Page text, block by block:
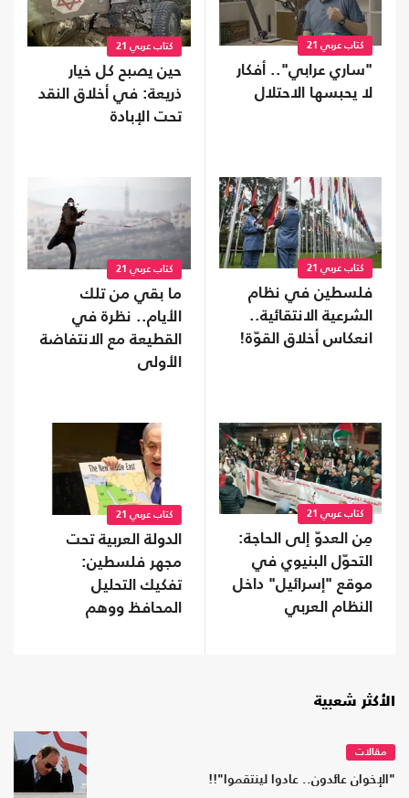
كتاب عربي 21
"ساري عرابي".. أفكار
لا يحبسها الاحتلال
كتاب عربي 21
حين يصبح كل خيار
ذريعة: في أخلاق النقد
تحت الإبادة
كتاب عربي 21
فلسطين في نظام
الشرعية الانتقائية..
انعكاس أخلاق القوّة!
كتاب عربي 21
ما بقي من تلك
الأيام.. نظرة في
القطيعة مع الانتفاضة
الأولى
كتاب عربي 21
مِن العدوّ إلى الحاجة:
التحوّل البنيوي في
موقع "إسرائيل" داخل
النظام العربي
كتاب عربي 21
الدولة العربية تحت
مجهر فلسطين:
تفكيك التحليل
المحافظ ووهم
الأكثر شعبية
مقالات
"الإخوان عائدون.. عادوا لينتقموا"!!